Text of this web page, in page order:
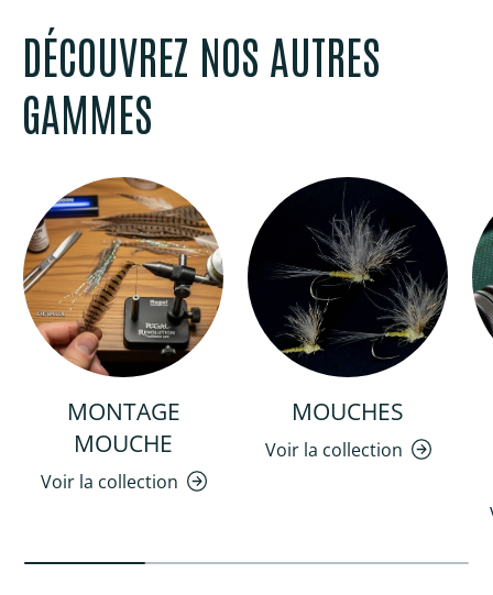
DÉCOUVREZ NOS AUTRES
GAMMES
MONTAGE
MOUCHE
Voir la collection
MOUCHES
Voir la collection